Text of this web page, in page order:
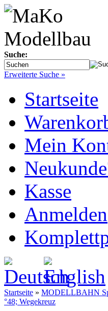
Suche:
Erweiterte Suche »
Startseite
Mein
Kasse
Anmelden
Startseite » MODELLBAHN
°48; Wegekreuz